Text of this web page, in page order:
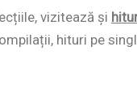
vizitează și
hituri pe